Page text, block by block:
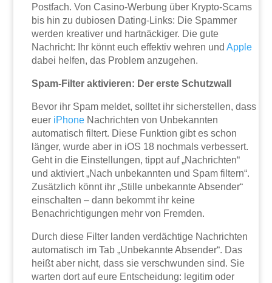
Postfach. Von Casino-Werbung über Krypto-Scams
bis hin zu dubiosen Dating-Links: Die Spammer
werden kreativer und hartnäckiger. Die gute
Nachricht: Ihr könnt euch effektiv wehren undApple
dabei helfen, das Problem anzugehen.
Spam-Filter aktivieren: Der erste Schutzwall
Bevor ihr Spam meldet, solltet ihr sicherstellen, dass
euer iPhone Nachrichten von Unbekannten
automatisch filtert. Diese Funktion gibt es schon
länger, wurde aber in iOS 18 nochmals verbessert.
Geht in die Einstellungen, tippt auf „Nachrichten“
und aktiviert „Nach unbekannten und Spam filtern“.
Zusätzlich könnt ihr „Stille unbekannte Absender“
einschalten – dann bekommt ihr keine
Benachrichtigungen mehr von Fremden.
Durch diese Filter landen verdächtige Nachrichten
automatisch im Tab „Unbekannte Absender“. Das
heißt aber nicht, dass sie verschwunden sind. Sie
warten dort auf eure Entscheidung: legitim oder